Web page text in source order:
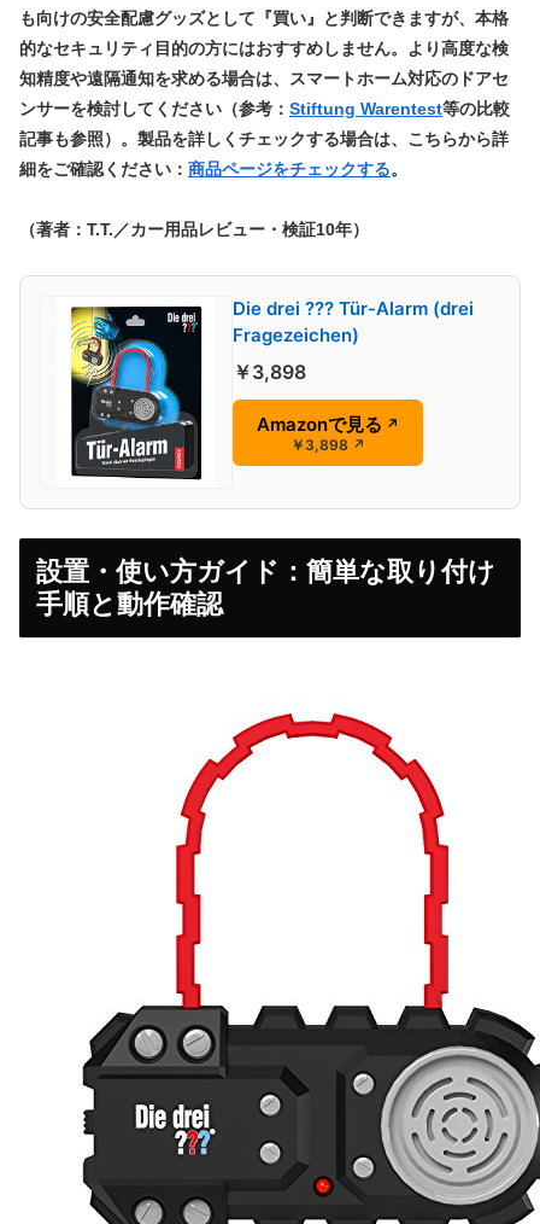
も向けの安全配慮グッズとして『買い』と判断できますが、本格
的なセキュリティ目的の方にはおすすめしません。より高度な検
知精度や遠隔通知を求める場合は、スマートホーム対応のドアセ
ンサーを検討してください（参考： Stiftung Warentest等の比較
記事も参照）。製品を詳しくチェックする場合は、こちらから詳
細をご確認ください： 商品ページをチェックする。
（著者：T.T.／カー用品レビュー・検証10年）
Die drei ??? Tür-Alarm (drei
Fragezeichen)
￥3,898
Amazonで見る ↗
￥3,898 ↗
設置・使い方ガイド：簡単な取り付け
手順と動作確認